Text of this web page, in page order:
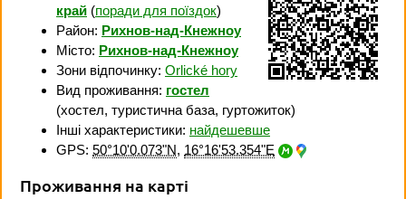
край (поради для поїздок)
Район: Рихнов-над-Кнежноу
Місто: Рихнов-над-Кнежноу
Зони відпочинку: Orlické hory
Вид проживання: гостел
(хостел, туристична база, гуртожиток)
Інші характеристики: найдешевше
GPS: 50°10'0.073"N, 16°16'53.354"E
Проживання на карті